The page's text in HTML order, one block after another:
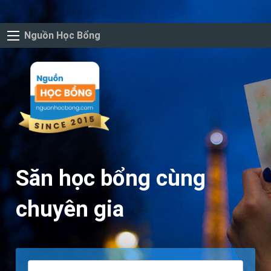
Nguồn Học Bổng
Săn học bổng cùng
chuyên gia